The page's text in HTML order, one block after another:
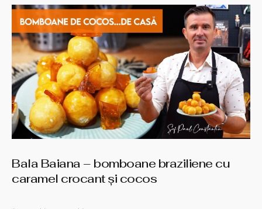
Bala Baiana – bomboane braziliene cu
caramel crocant şi cocos